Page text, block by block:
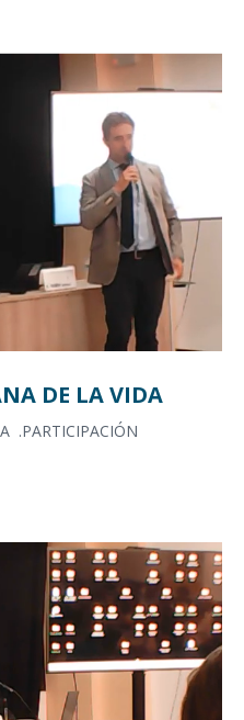
DE LA VIDA
.PARTICIPACIÓN